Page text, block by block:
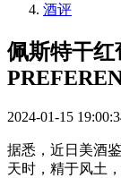
酒评
佩斯特干
2024-01-15
据悉，近日美酒
天时，精于风土